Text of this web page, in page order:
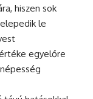
hiszen sok
le
egyelőre